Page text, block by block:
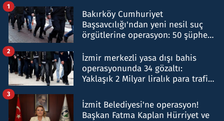
Bakırköy Cumhuriyet
Başsavcılığı'ndan yeni nesil suç
örgütlerine operasyon: 50 şüpheli
1
İzmir merkezli yasa dışı bahis
operasyonunda 34 gözaltı:
Yaklaşık 2 Milyar liralık para trafiği
2
İzmit Belediyesi'ne operasyon!
Başkan Fatma Kaplan Hürriyet ve
3